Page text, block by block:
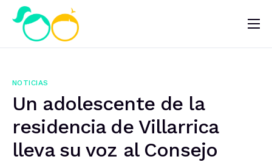
Nosotros
Noticias
¿Quieres ayudar?
NOTICIAS
Un adolescente de la
residencia de Villarrica
lleva su voz al Consejo